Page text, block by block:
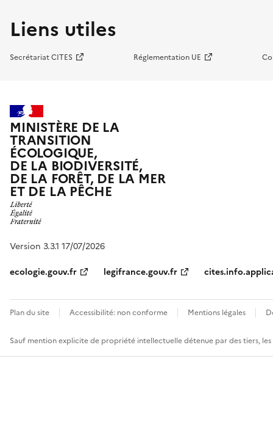
Liens utiles
Secrétariat CITES Réglementation UE
MINISTÈRE DE LA
TRANSITION
ÉCOLOGIQUE,
DE LA BIODIVERSITÉ,
DE LA FORÊT, DE LA MER
ET DE LA PÊCHE
Version 3.3.1 17/07/2026
ecologie.gouv.fr
legifrance.gouv.fr
Plan du site Accessibilité: non conforme Mentions légales
Sauf mention explicite de propriété intellectuelle détenue par des tiers,